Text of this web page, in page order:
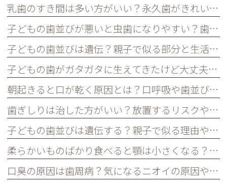
乳歯のすき間は多い方がいい？永久歯がきれいに並ぶために必要な理由を歯科医が解説｜宮原・さいたま市北区の歯医者
子どもの歯並びが悪いと虫歯になりやすい？歯並びとお口の健康の関係を歯科医が解説｜宮原・さいたま市北区の歯医者
子どもの歯並びは遺伝？親子で似る部分と生活習慣で変えられる部分を歯科医が解説｜宮原・さいたま市北区の歯医者
子どもの歯がガタガタに生えてきたけど大丈夫？永久歯の歯並びについて歯科医が解説｜宮原・さいたま市北区の歯医者
朝起きると口が乾く原因とは？口呼吸や歯並びとの関係を歯科医が解説｜宮原・さいたま市北区の歯医者
歯ぎしりは治した方がいい？放置するリスクや原因を歯科医が解説｜宮原・さいたま市北区の歯医者
子どもの歯並びは遺伝する？親子で似る理由や予防できるポイントを歯科医が解説｜宮原・さいたま市北区の歯医者
柔らかいものばかり食べると顎は小さくなる？子どもの歯並びとの関係を歯科医が解説｜宮原・さいたま市北区の歯医者
口臭の原因は歯周病？気になるニオイの原因や対策を歯科医が解説｜宮原・さいたま市北区の歯医者